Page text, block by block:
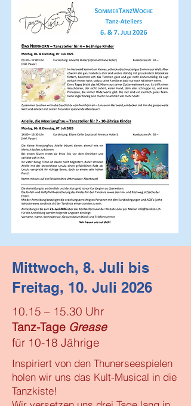
​​Mittwoch, 8. Juli bis
Freitag, 10. Juli 2026
10.15 – 15.30 Uhr
Tanz-Tage Grease
für 10-18 Jährige
Inspiriert von den Thunerseespielen
holen wir uns das Kult-Musical in die
Tanzkiste!